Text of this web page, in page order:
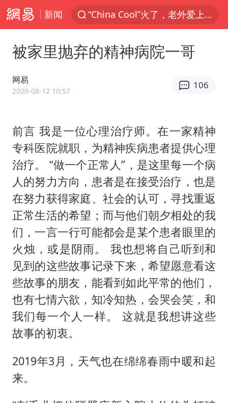
新闻
台风白海豚闭眼浙江上海处于危险半圆
四川宜宾市珙县发生3.4级地震
网约车司机充电时猝死保险拒赔
白海豚将正面袭击贯穿浙江
浙江台州《告全体市民书》
多所高校取消艺考
多个明星演唱会取消
上半年国内居民出游人次34.63亿
刘浩存百花奖开幕式红裙起舞
“南湖号”盾构机下线
陕西柞水泥石流已致2死 仍有1人失联
店主称换“青海拉面”招牌后生意更好
泰国初中生饮弹自尽前开了26枪
习近平心系体育强国建设
被家里抛弃的精神病院一哥
网易
2020-08-12 10:57
106
前言 我是一位心理治疗师。在一家精神
专科医院就职，为精神疾病患者提供心理
治疗。 “做一个正常人”，是这里每一个病
人的努力方向，患者是在接受治疗，也是
在努力获得家庭、社会的认可，寻找重返
正常生活的希望；而与他们朝夕相处的我
们，一言一行可能都会是某个患者眼里的
火烛，或是阴雨。 我也想将自己听到和
见到的这些故事记录下来，希望愿意看这
些故事的朋友，能看到如此平常的他们，
也有七情六欲，知冷知热，会哭会笑，和
我们每一个人一样。 这就是我想讲这些
故事的初衷。
2019年3月，天气也在绵绵春雨中暖和起
来。